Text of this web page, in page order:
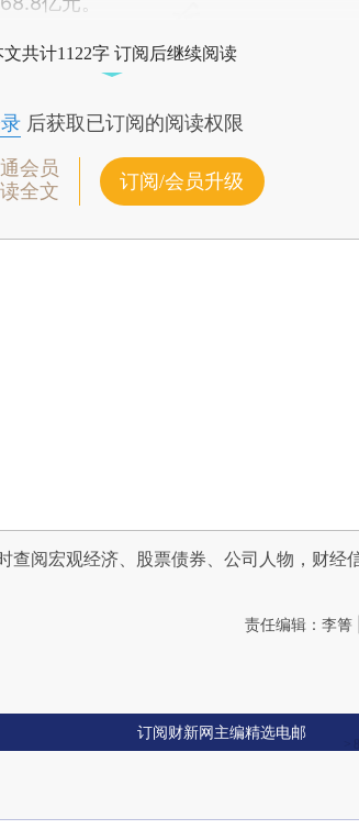
文共计1122字 订阅后继续阅读
后获取已订阅的阅读权限
会员
全文
订阅/会员升级
查阅宏观经济、股票债券、公司人物，财经
责任编辑：李箐
订阅财新网主编精选电邮